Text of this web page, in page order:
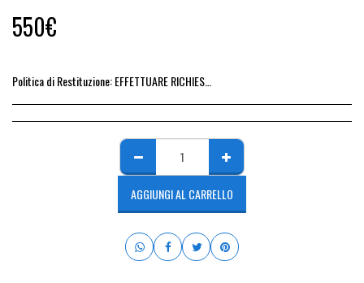
550€
Politica di Restituzione:EFFETTUARE RICHIESTA DI RESO ENTRO 14 GIORNI DALL&#039;ACQUISTO DEL RICAMBIO, IL RIMBORSO VIENE EMESSO ALLA CONSEGNA DEL RICAMBIO IN SEDE.
AGGIUNGI AL CARRELLO